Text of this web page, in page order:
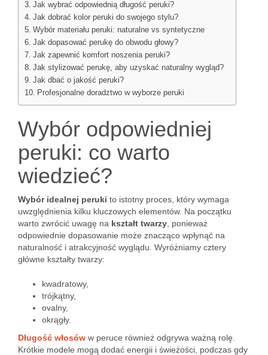
Jak wybrać odpowiednią długość peruki?
Jak dobrać kolor peruki do swojego stylu?
Wybór materiału peruki: naturalne vs syntetyczne
Jak dopasować perukę do obwodu głowy?
Jak zapewnić komfort noszenia peruki?
Jak stylizować perukę, aby uzyskać naturalny wygląd?
Jak dbać o jakość peruki?
Profesjonalne doradztwo w wyborze peruki
Wybór odpowiedniej
peruki: co warto
wiedzieć?
Wybór idealnej peruki to istotny proces, który wymaga
uwzględnienia kilku kluczowych elementów. Na początku
warto zwrócić uwagę na kształt twarzy , ponieważ
odpowiednie dopasowanie może znacząco wpłynąć na
naturalność i atrakcyjność wyglądu. Wyróżniamy cztery
główne kształty twarzy:
kwadratowy,
trójkątny,
ovalny,
okrągły.
Długość włosów w peruce również odgrywa ważną rolę.
Krótkie modele mogą dodać energii i świeżości, podczas gdy